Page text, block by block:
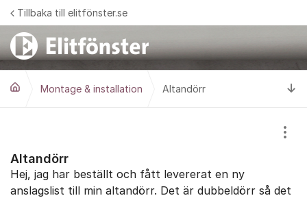
Hoppa till innehåll
Tillbaka till elitfönster.se
Montage & installation Altandörr
Altandörr
Hej, jag har beställt och fått levererat en ny
anslagslist till min altandörr. Det är dubbeldörr så det